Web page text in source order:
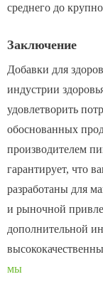
среднего до
Заключение
Добавки для
индустрии
удовлетворить
обоснованных
производителем
гарантирует, что
разработаны для
и рыночной
дополнительной
мы